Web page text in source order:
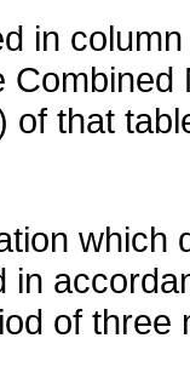
in
of that
in
of